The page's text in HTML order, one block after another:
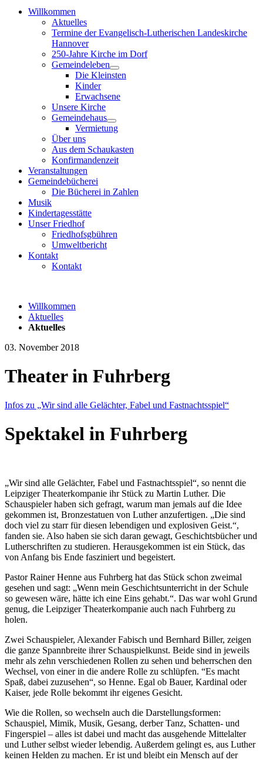
Willkommen
Aktuelles
Termine der Evangelisch-Lutherischen Landeskirche
Hannover
250-Jahre Kirche im Dorf
Gemeindeleben
Die Kleinsten
Kinder
Erwachsene
Unsere Kirche
Gemeindehaus
Vermietung
Über uns
Aus dem Schaukasten
Konfirmandenzeit
Veranstaltungen
Gemeindebücherei
Die Bücherei in Zahlen
Musik
Kindertagesstätte
Unser Friedhof
Friedhofsgbühren
Umweltbericht
Kontakt
Kontakt
Willkommen
Aktuelles
Aktuelles
03. November 2018
Theater in Fuhrberg
Infos zu „Wir sind alle Gelächter, Fabel und Fastnachtsspiel“
Spektakel in Fuhrberg
„Wir sind alle Gelächter, Fabel und Fastnachtsspiel“, so nennt die
Leipziger Theaterkompanie ihr Stück zu Martin Luther. Die
Schauspieler haben sich gefragt, warum man jemals auf die Idee
gekommen ist, Bronzestatuen von Luther anzufertigen. „Die sind
doch viel zu starr für diesen lebendigen und explosiven Geist.“,
fanden sie. Also haben sie sich daran gewagt, Geschichtsbücher und
Lutherschriften zu studieren. Herausgekommen ist ein Stück, das
von Anfang bis Ende fasziniert und begeistert.
Pastor Rainer Henne aus Fuhrberg hat das Stück schon zweimal
gesehen und sagt: „Wenn mein Geschichtsunterricht in der Schule
so gewesen wäre, hätte ich eine Eins gehabt.“. Das war wohl Grund
genug, die Leipziger Theaterkompanie auch nach Fuhrberg zu
holen.
Zwei Schauspieler, Alexander Fabisch und Bernhard Biller, zeigen
die ganze Spannbreite ihrer Schauspielkunst. Beide sind in jeweils
mehr als zehn verschiedenen Rollen zu sehen und beherrschen den
Wechsel, von einer in die andere Rolle zu schlüpfen. “Es macht
Spaß, dabei zuzusehen“, so Henne. Egal ob Bauer, Kardinal oder
Kaiser, jede Rolle bekommt ihr eigenes Gesicht.
Wie die Rollen, so wechseln auch die Darstellungsformen:
Schauspiel, Mimik, Musik, Gesang, derber Tanz, Schatten- und
Fingerspiel – alles ist dabei und macht das ausgehende Mittelalter
und Luther selbst wieder lebendig. Außerdem gelingt es, aus Luther
keinen Helden zu machen. Er ist und bleibt ein Mensch auf der